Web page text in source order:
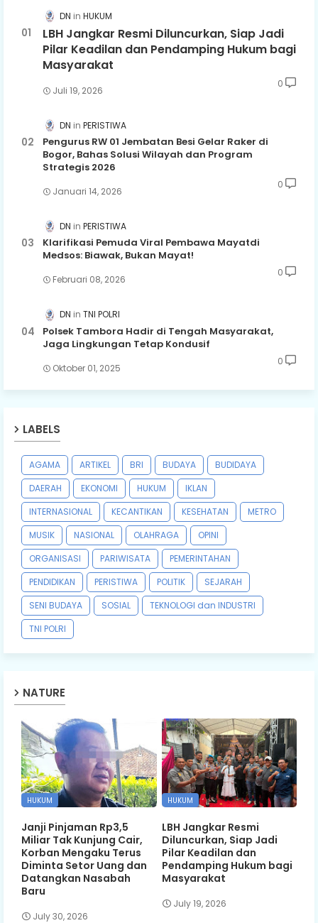
DN HUKUM
LBH Jangkar Resmi Diluncurkan, Siap Jadi
Pilar Keadilan dan Pendamping Hukum bagi
Masyarakat
Juli 19, 2026
0
DN PERISTIWA
Pengurus RW 01 Jembatan Besi Gelar Raker di
Bogor, Bahas Solusi Wilayah dan Program
Strategis 2026
Januari 14, 2026
0
DN PERISTIWA
Klarifikasi Pemuda Viral Pembawa Mayatdi
Medsos: Biawak, Bukan Mayat!
Februari 08, 2026
0
DN TNI POLRI
Polsek Tambora Hadir di Tengah Masyarakat,
Jaga Lingkungan Tetap Kondusif
Oktober 01, 2025
0
LABELS
AGAMA ARTIKEL BRI BUDAYA
BUDIDAYA
DAERAH
EKONOMI HUKUM
IKLAN
INTERNASIONAL
KECANTIKAN KESEHATAN
METRO
MUSIK
NASIONAL OLAHRAGA
OPINI
ORGANISASI
PARIWISATA
PEMERINTAHAN
PENDIDIKAN
PERISTIWA POLITIK
SEJARAH
SENI BUDAYA
SOSIAL
TEKNOLOGI dan INDUSTRI
TNI POLRI
NATURE
HUKUM
Janji Pinjaman Rp3,5
Miliar Tak Kunjung Cair,
Korban Mengaku Terus
Diminta Setor Uang dan
Datangkan Nasabah
Baru
July 30, 2026
HUKUM
LBH Jangkar Resmi
Diluncurkan, Siap Jadi
Pilar Keadilan dan
Pendamping Hukum bagi
Masyarakat
July 19, 2026